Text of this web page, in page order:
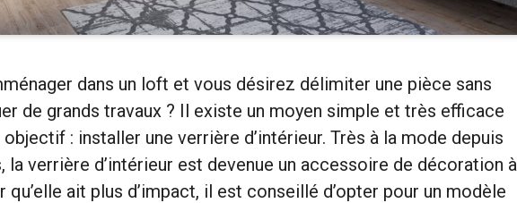
dans un loft et vous désirez délimiter une pièce sans
de grands travaux ? Il existe un moyen simple et très efficace
: installer une verrière d’intérieur. Très à la mode depuis
la verrière d’intérieur est devenue un accessoire de décoration à
qu’elle ait plus d’impact, il est conseillé d’opter pour un modèle